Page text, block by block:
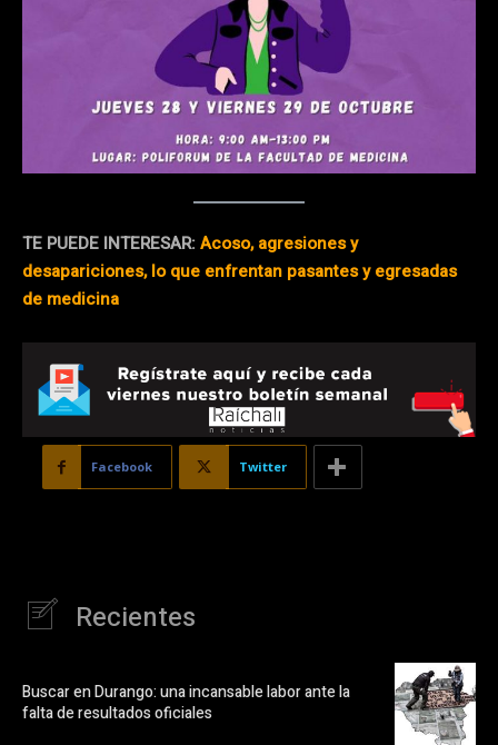
TE PUEDE INTERESAR:Acoso, agresiones y
desapariciones, lo que enfrentan pasantes y egresadas
de medicina
Facebook Twitter
Recientes
Buscar en Durango: una incansable labor ante la
falta de resultados oficiales